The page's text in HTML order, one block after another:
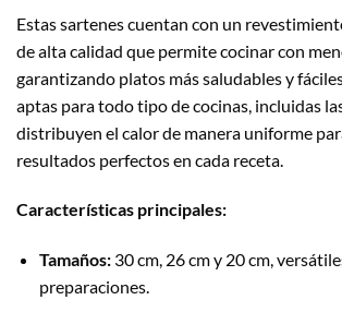
Estas sartenes cuentan con un
de alta calidad que permite cocinar con
garantizando platos más saludables y
aptas para todo tipo de cocinas, incluidas
distribuyen el calor de manera uniforme
resultados perfectos en cada receta.
Características principales:
Tamaños:30 cm, 26 cm y 20 cm,
preparaciones.